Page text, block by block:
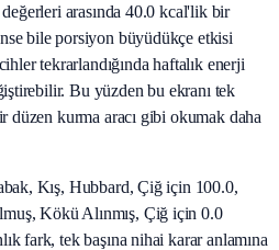
arasında 40.0 kcal'lik bir
bile porsiyon büyüdükçe etkisi
tekrarlandığında haftalık enerji
Bu yüzden bu ekranı tek
düzen kurma aracı gibi okumak daha
Kış, Hubbard, Çiğ için 100.0,
Kökü Alınmış, Çiğ için 0.0
fark, tek başına nihai karar anlamına